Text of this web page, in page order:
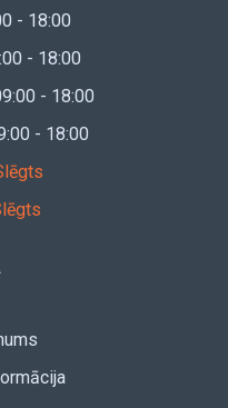
- 18:00
- 18:00
- 18:00
- 18:00